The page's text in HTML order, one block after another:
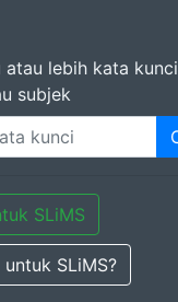
atau lebih kata
subjek
SLiMS
SLiMS?